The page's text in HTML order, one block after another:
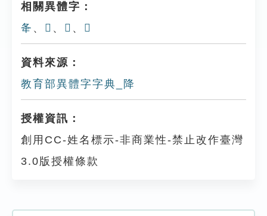
相關異體字：
夅 、 𡲣 、 𨹓 、 𡲛
資料來源：
教育部異體字字典_降
授權資訊：
創用CC-姓名標示-非商業性-禁止改作臺灣
3.0版授權條款